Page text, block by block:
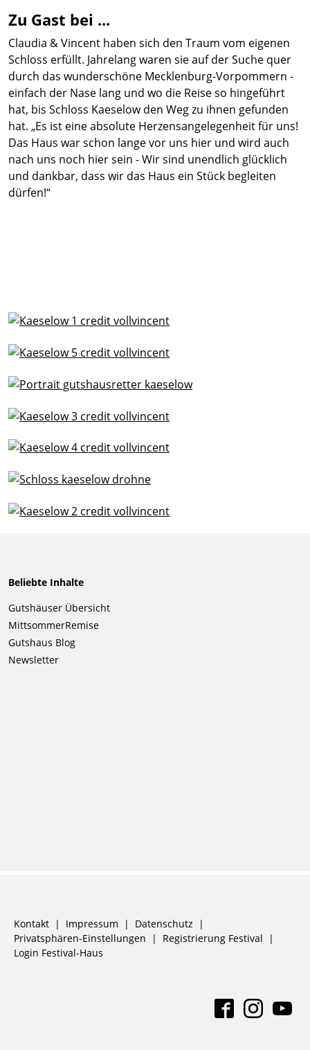
Zu Gast bei ...
Claudia & Vincent haben sich den Traum vom eigenen
Schloss erfüllt. Jahrelang waren sie auf der Suche quer
durch das wunderschöne Mecklenburg-Vorpommern -
einfach der Nase lang und wo die Reise so hingeführt
hat, bis Schloss Kaeselow den Weg zu ihnen gefunden
hat. „Es ist eine absolute Herzensangelegenheit für uns!
Das Haus war schon lange vor uns hier und wird auch
nach uns noch hier sein - Wir sind unendlich glücklich
und dankbar, dass wir das Haus ein Stück begleiten
dürfen!“
Beliebte Inhalte
Navigation
überspringen
Gutshäuser Übersicht
MittsommerRemise
Gutshaus Blog
Newsletter
Navigation
überspringen
Kontakt Impressum
Datenschutz
Privatsphären-Einstellungen
Registrierung Festival
Login Festival-Haus